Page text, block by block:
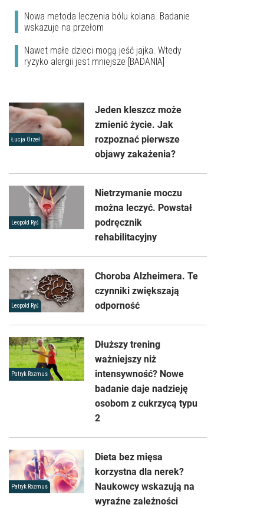
Nowa metoda leczenia bólu kolana. Badanie
wskazuje na przełom
Nawet małe dzieci mogą jeść jajka. Wtedy
ryzyko alergii jest mniejsze [BADANIA]
Łucja Orzeł
Jeden kleszcz może
zmienić życie. Jak
rozpoznać pierwsze
objawy zakażenia?
Leopold Ryś
Nietrzymanie moczu
można leczyć. Powstał
podręcznik
rehabilitacyjny
Leopold Ryś
Choroba Alzheimera. Te
czynniki zwiększają
odporność
Patryk Rozmus
Dłuższy trening
ważniejszy niż
intensywność? Nowe
badanie daje nadzieję
osobom z cukrzycą typu
2
Patryk Rozmus
Dieta bez mięsa
korzystna dla nerek?
Naukowcy wskazują na
wyraźne zależności